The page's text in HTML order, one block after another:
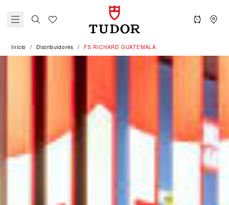
Inicio Distribuidores ‭FS RICHARD GUATEMALA‬